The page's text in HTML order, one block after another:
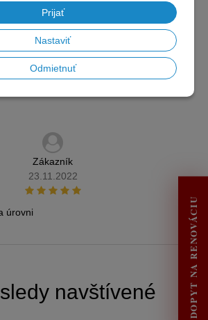
Prijať
Nastaviť
Odmietnuť
DOPYT NA RENOVÁCIU
Zákazník
23.11.2022
úrovni
navštívené